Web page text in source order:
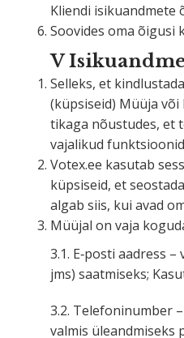
Kliendi isiku­andmete
Soovides oma õigusi
V
Selleks, et
(küpsiseid) Müüja
tikaga nõustudes, et
vajalikud
Votex.ee kasutab
küpsiseid, et
algab siis, kui avad
Müüjal on vaja
3.1. E‑posti aadress
jms) saatmiseks;
3.2. Telefo­ni­number
valmis üleand­miseks